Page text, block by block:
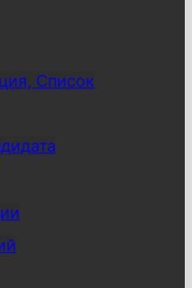
Список